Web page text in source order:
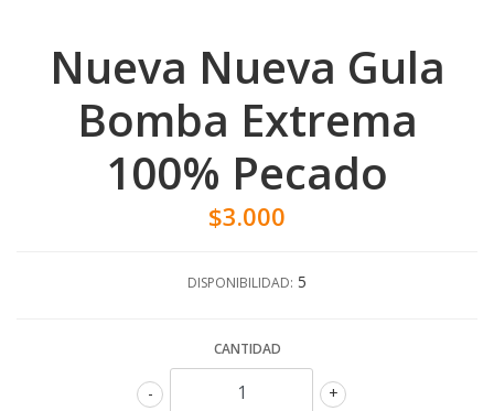
Nueva Nueva Gula
Bomba Extrema
100% Pecado
$3.000
DISPONIBILIDAD: 5
CANTIDAD
+
-